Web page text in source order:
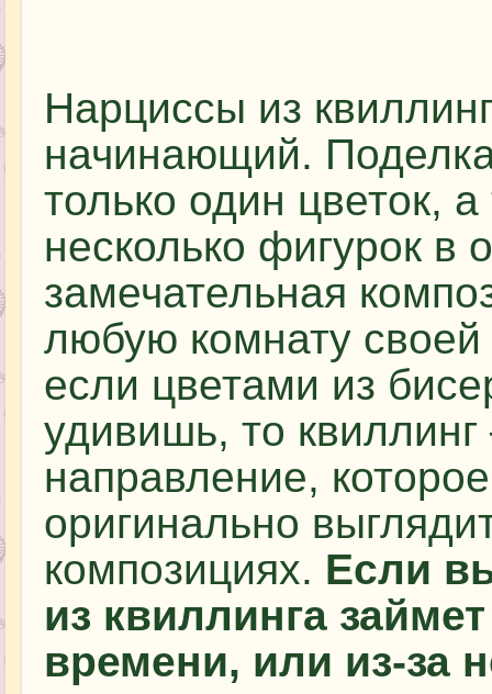
Нарциссы из
начинающий.
только один цветок,
несколько фигурок в
замечательная
любую комнату своей
если цветами из
удивишь, то
направление,
оригинально
композициях. Если
из квиллинга
времени, или из-за